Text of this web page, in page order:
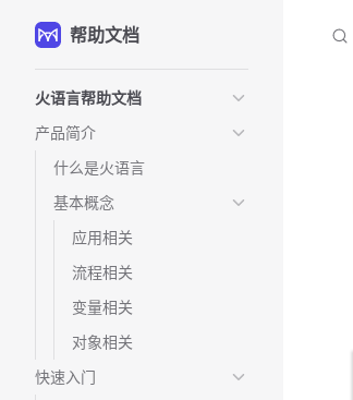
Skip to content
帮助文档
火语言帮助文档
产品简介
什么是火语言
基本概念
应用相关
流程相关
变量相关
对象相关
快速入门